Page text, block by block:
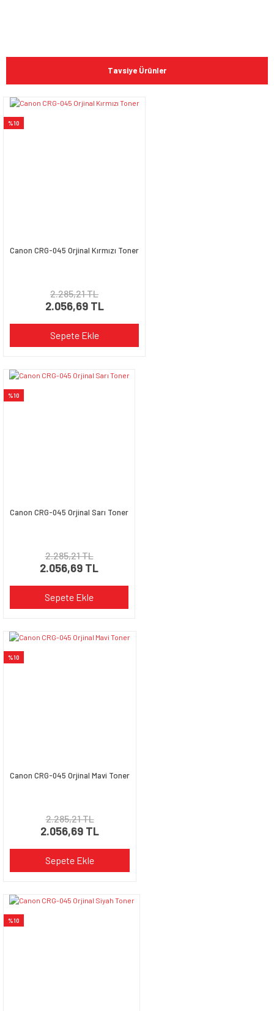
Bu ürüne ilk yorumu siz yapın!
Yorum Yaz
konularda yetersiz gördüğünüz noktaları öneri formunu
kullanarak tarafımıza iletebilirsiniz.
Tavsiye Ürünler
%10
Canon CRG-045 Orjinal Kırmızı Toner
2.285,21 TL
2.056,69 TL
Sepete Ekle
%10
Canon CRG-045 Orjinal Sarı Toner
2.285,21 TL
2.056,69 TL
Sepete Ekle
%10
Canon CRG-045 Orjinal Mavi Toner
2.285,21 TL
2.056,69 TL
Sepete Ekle
%10